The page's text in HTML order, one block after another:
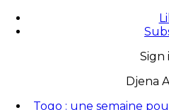
Sign
Djena
Togo : une semaine